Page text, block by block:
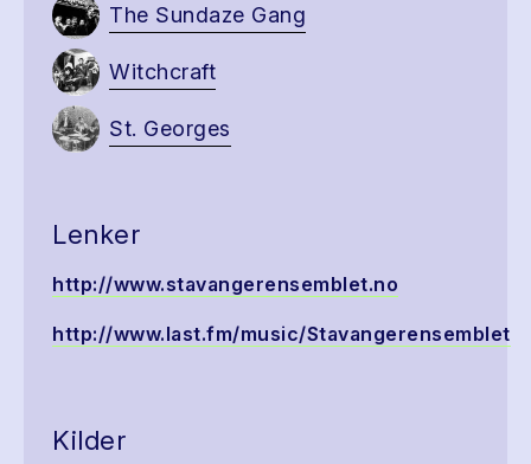
The Sundaze Gang
Witchcraft
St. Georges
Lenker
http://www.stavangerensemblet.no
http://www.last.fm/music/Stavangerensemblet
Kilder